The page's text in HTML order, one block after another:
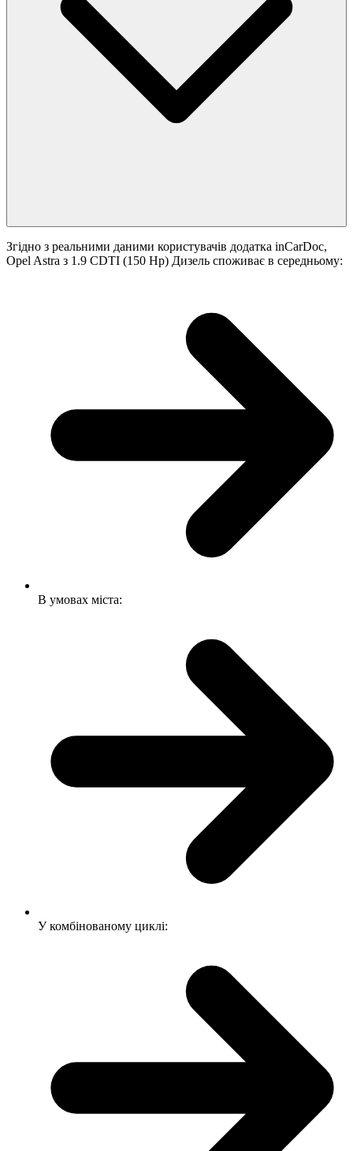
Згідно з реальними даними користувачів додатка inCarDoc,
Opel Astra з 1.9 CDTI (150 Hp) Дизель споживає в середньому:
В умовах міста:
У комбінованому циклі: